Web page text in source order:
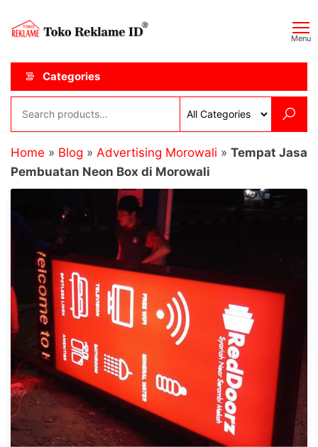
content
ID
Menu
Categories
Home » Blog » Advertising Morowali » Tempat Jasa
Pembuatan Neon Box di Morowali